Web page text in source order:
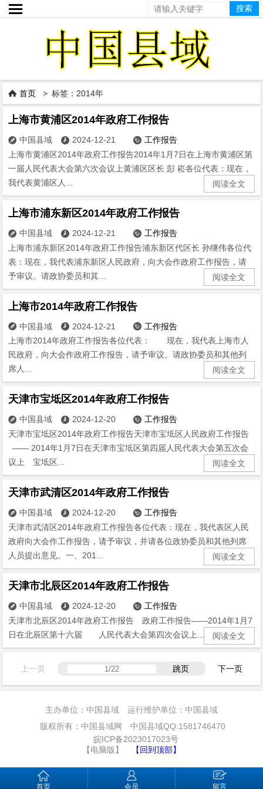

 首页 > 标签：2014年
上海市黄浦区2014年政府工作报告
 中国县域  2024-12-21  工作报告
上海市黄浦区2014年政府工作报告2014年1月7日在上海市黄浦区第
一届人民代表大会第六次会议上黄浦区区长 彭 崧各位代表：现在，
我代表黄浦区人...
阅读全文
上海市浦东新区2014年政府工作报告
 中国县域  2024-12-21  工作报告
上海市浦东新区2014年政府工作报告浦东新区代区长 孙继伟各位代
表：现在，我代表浦东新区人民政府，向大会作政府工作报告，请
予审议。请政协委员和其...
阅读全文
上海市2014年政府工作报告
 中国县域  2024-12-21  工作报告
上海市2014年政府工作报告各位代表： 现在，我代表上海市人
民政府，向大会作政府工作报告，请予审议。请政协委员和其他列
席人...
阅读全文
天津市宝坻区2014年政府工作报告
 中国县域  2024-12-20  工作报告
天津市宝坻区2014年政府工作报告天津市宝坻区人民政府工作报告
—— 2014年1月7日在天津市宝坻区第四届人民代表大会第五次会
议上 宝坻区...
阅读全文
天津市武清区2014年政府工作报告
 中国县域  2024-12-20  工作报告
天津市武清区2014年政府工作报告各位代表：现在，我代表区人民
政府向大会作工作报告，请予审议，并请各位政协委员和其他列席
人员提出意见。一、201...
阅读全文
天津市北辰区2014年政府工作报告
 中国县域  2024-12-20  工作报告
天津市北辰区2014年政府工作报告 政府工作报告——2014年1月7
日在北辰区第十六届 人民代表大会第四次会议上...
阅读全文
上一页 跳页 下一页
主办单位：中国县域 运行维护单位：中国县域
版权所有：中国县域网 中国县域QQ:1581746470
皖ICP备2023017023号
【电脑版】
【回到顶部】
首页 会员 留言